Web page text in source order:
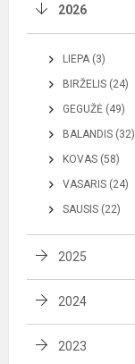
2026
LIEPA (3)
BIRŽELIS (24)
GEGUŽĖ (49)
BALANDIS (32)
KOVAS (58)
VASARIS (24)
SAUSIS (22)
2025
2024
2023